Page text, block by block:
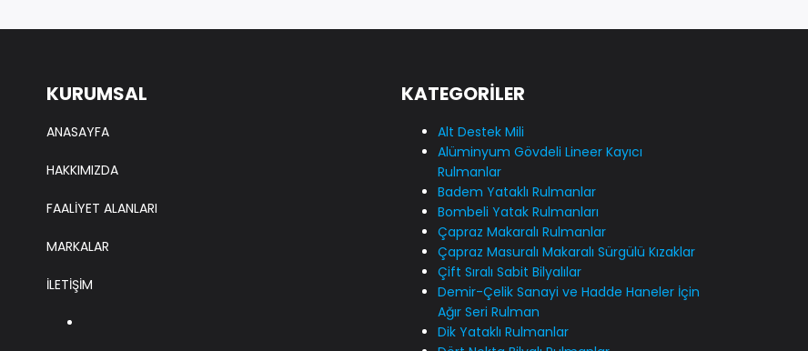
KURUMSAL
ANASAYFA
HAKKIMIZDA
FAALİYET ALANLARI
MARKALAR
İLETİŞİM
KATEGORİLER
Alt Destek Mili
Alüminyum Gövdeli Lineer Kayıcı
Rulmanlar
Badem Yataklı Rulmanlar
Bombeli Yatak Rulmanları
Çapraz Makaralı Rulmanlar
Çapraz Masuralı Makaralı Sürgülü Kızaklar
Çift Sıralı Sabit Bilyalılar
Demir-Çelik Sanayi ve Hadde Haneler İçin
Ağır Seri Rulman
Dik Yataklı Rulmanlar